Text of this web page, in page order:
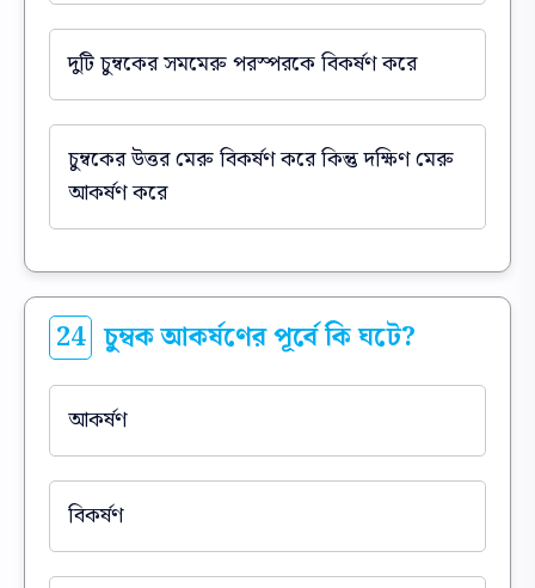
দুটি চুম্বকের সমমেরু পরস্পরকে বিকর্ষণ করে
চুম্বকের উত্তর মেরু বিকর্ষণ করে কিন্তু দক্ষিণ মেরু
আকর্ষণ করে
24 চুম্বক আকর্ষণের পূর্বে কি ঘটে?
আকর্ষণ
বিকর্ষণ